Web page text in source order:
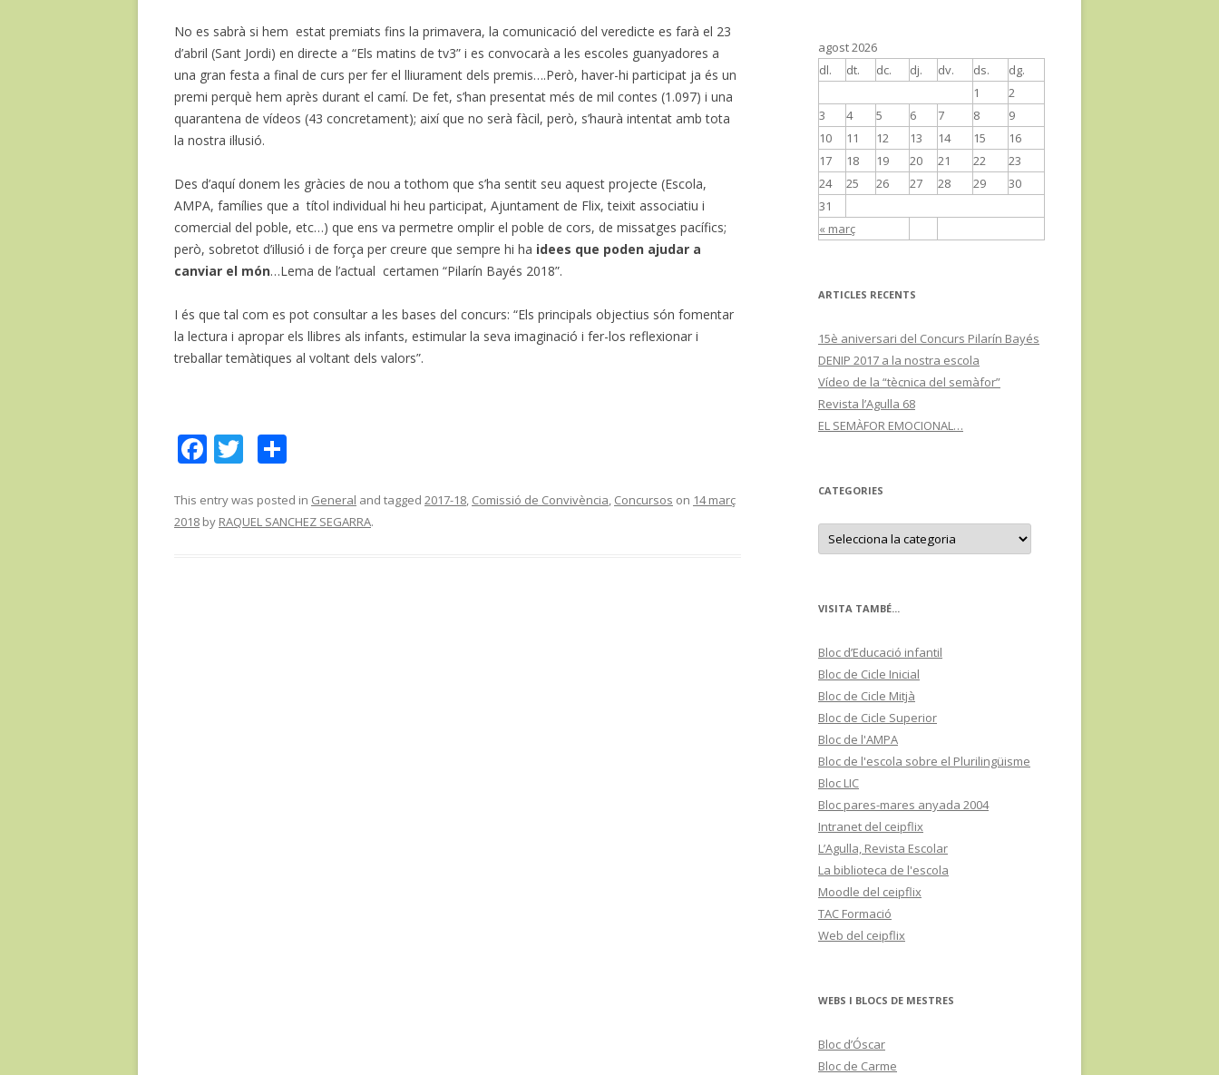
No es sabrà si hem estat premiats fins la primavera, la comunicació del veredicte es farà el 23
d’abril (Sant Jordi) en directe a “Els matins de tv3” i es convocarà a les escoles guanyadores a
una gran festa a final de curs per fer el lliurament dels premis….Però, haver-hi participat ja és un
premi perquè hem après durant el camí. De fet, s’han presentat més de mil contes (1.097) i una
quarantena de vídeos (43 concretament); així que no serà fàcil, però, s’haurà intentat amb tota
la nostra il·lusió.
Des d’aquí donem les gràcies de nou a tothom que s’ha sentit seu aquest projecte (Escola,
AMPA, famílies que a títol individual hi heu participat, Ajuntament de Flix, teixit associatiu i
comercial del poble, etc…) que ens va permetre omplir el poble de cors, de missatges pacífics;
però, sobretot d’il·lusió i de força per creure que sempre hi ha idees que poden ajudar a
canviar el món…Lema de l’actual certamen “Pilarín Bayés 2018”.
I és que tal com es pot consultar a les bases del concurs: “Els principals objectius són fomentar
la lectura i apropar els llibres als infants, estimular la seva imaginació i fer-los reflexionar i
treballar temàtiques al voltant dels valors”.
F
e
b
T
itt
er
m
p
This entry was posted in General and tagged 2017-18, Comissió de Convivència, Concursos on 14 març
2018 by RAQUEL SANCHEZ SEGARRA.
agost 2026
dl.
dt. dc. dj. dv. ds. dg.
« març
1
2
3
4 5 6 7 8
9
10
11 12 13 14 15
16
17
18 19 20 21 22
23
24
25 26 27 28 29
30
31
ARTICLES RECENTS
15è aniversari del Concurs Pilarín Bayés
DENIP 2017 a la nostra escola
Vídeo de la “tècnica del semàfor”
Revista l’Agulla 68
EL SEMÀFOR EMOCIONAL…
CATEGORIES
C
t
r
i
VISITA TAMBÉ...
Bloc d’Educació infantil
Bloc de Cicle Inicial
Bloc de Cicle Mitjà
Bloc de Cicle Superior
Bloc de l'AMPA
Bloc de l'escola sobre el Plurilingüisme
Bloc LIC
Bloc pares-mares anyada 2004
Intranet del ceipflix
L’Agulla, Revista Escolar
La biblioteca de l'escola
Moodle del ceipflix
TAC Formació
Web del ceipflix
WEBS I BLOCS DE MESTRES
Bloc d’Óscar
Bloc de Carme